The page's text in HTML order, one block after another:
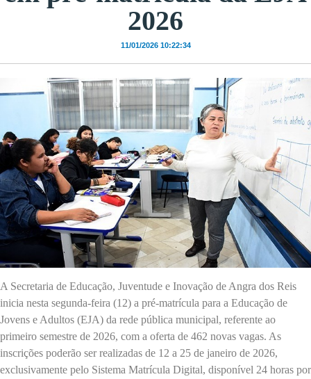
2026
11/01/2026 10:22:34
A Secretaria de Educação, Juventude e Inovação de Angra dos Reis
inicia nesta segunda-feira (12) a pré-matrícula para a Educação de
Jovens e Adultos (EJA) da rede pública municipal, referente ao
primeiro semestre de 2026, com a oferta de 462 novas vagas. As
inscrições poderão ser realizadas de 12 a 25 de janeiro de 2026,
exclusivamente pelo Sistema Matrícula Digital, disponível 24 horas por